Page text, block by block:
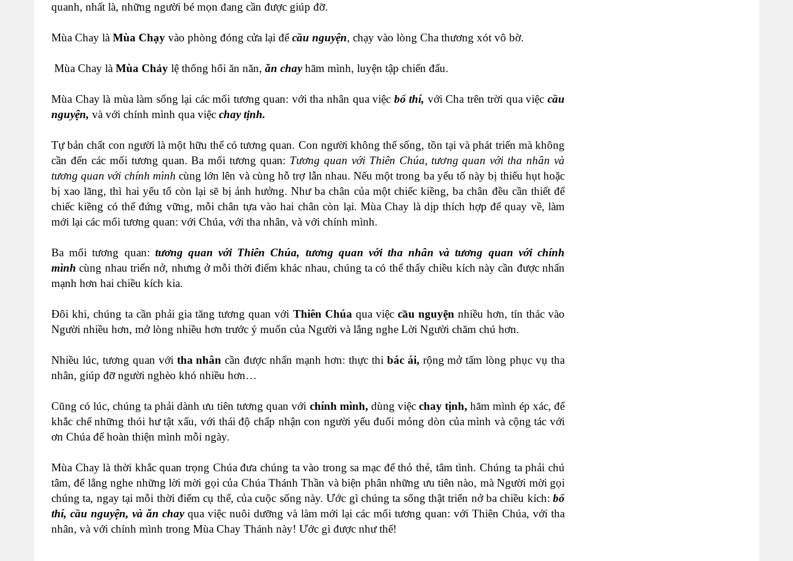
quanh, nhất là, những người bé mọn đang cần được giúp đỡ.
Mùa Chay là Mùa Chạy vào phòng đóng cửa lại đểcầu nguyện, chạy vào lòng Cha thương xót vô bờ.
Mùa Chay là Mùa Chảy lệ thống hối ăn năn, ăn chayhãm mình, luyện tập chiến đấu.
Mùa Chay là mùa làm sống lại các mối tương quan: với tha nhân qua việc bố thí, với Cha trên trời qua việccầu
nguyện, và với chính mình qua việc chay tịnh.
Tự bản chất con người là một hữu thể có tương quan. Con người không thể sống, tồn tại và phát triển mà không
cần đến các mối tương quan. Ba mối tương quan: Tương quan với Thiên Chúa, tương quan với tha nhân và
tương quan với chính mìnhcùng lớn lên và cùng hỗ trợ lẫn nhau. Nếu một trong ba yếu tố này bị thiếu hụt hoặc
bị xao lãng, thì hai yếu tố còn lại sẽ bị ảnh hưởng. Như ba chân của một chiếc kiềng, ba chân đều cần thiết để
chiếc kiềng có thể đứng vững, mỗi chân tựa vào hai chân còn lại. Mùa Chay là dịp thích hợp để quay về, làm
mới lại các mối tương quan: với Chúa, với tha nhân, và với chính mình.
Ba mối tương quan: tương quan với Thiên Chúa, tương quan với tha nhân và tương quan với chính
mìnhcùng nhau triển nở, nhưng ở mỗi thời điểm khác nhau, chúng ta có thể thấy chiều kích này cần được nhấn
mạnh hơn hai chiều kích kia.
Đôi khi, chúng ta cần phải gia tăng tương quan với Thiên Chúa qua việc cầu nguyện nhiều hơn, tín thác vào
Người nhiều hơn, mở lòng nhiều hơn trước ý muốn của Người và lắng nghe Lời Người chăm chú hơn.
Nhiều lúc, tương quan với tha nhân cần được nhấn mạnh hơn: thực thi bác ái, rộng mở tấm lòng phục vụ tha
nhân, giúp đỡ người nghèo khó nhiều hơn…
Cũng có lúc, chúng ta phải dành ưu tiên tương quan với chính mình, dùng việc chay tịnh, hãm mình ép xác, để
khắc chế những thói hư tật xấu, với thái độ chấp nhận con người yếu đuối mỏng dòn của mình và cộng tác với
ơn Chúa để hoàn thiện mình mỗi ngày.
Mùa Chay là thời khắc quan trọng Chúa đưa chúng ta vào trong sa mạc để thỏ thẻ, tâm tình. Chúng ta phải chú
tâm, để lắng nghe những lời mời gọi của Chúa Thánh Thần và biện phân những ưu tiên nào, mà Người mời gọi
chúng ta, ngay tại mỗi thời điểm cụ thể, của cuộc sống này. Ước gì chúng ta sống thật triển nở ba chiều kích: bố
thí, cầu nguyện, và ăn chayqua việc nuôi dưỡng và làm mới lại các mối tương quan: với Thiên Chúa, với tha
nhân, và với chính mình trong Mùa Chay Thánh này! Ước gì được như thế!